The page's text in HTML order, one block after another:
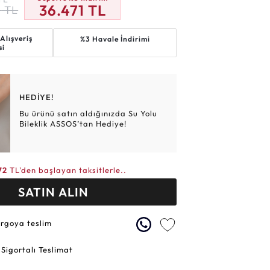
Elmas Bilezikler
Altın Tesbihler
Altın Hasır Setler
Violet
TL 36.471 TL
Alışveriş
%3 Havale İndirimi
HEDİYE!
Bu ürünü satın aldığınızda Su Yolu
Bileklik ASSOS’tan Hediye!
TL'den başlayan taksitlerle..
SATIN ALIN
teslim
Teslimat